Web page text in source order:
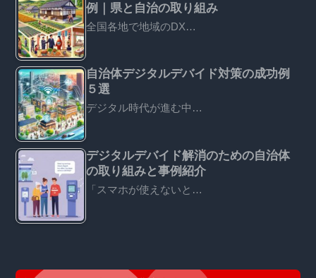
例｜県と自治の取り組み
全国各地で地域のDX…
自治体デジタルデバイド対策の成功例
５選
デジタル時代が進む中…
デジタルデバイド解消のための自治体
の取り組みと事例紹介
「スマホが使えないと…